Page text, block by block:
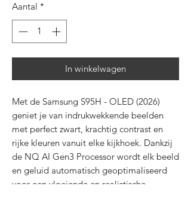
Aantal *
In winkelwagen
Met de Samsung S95H - OLED (2026)
geniet je van indrukwekkende beelden
met perfect zwart, krachtig contrast en
rijke kleuren vanuit elke kijkhoek. Dankzij
de NQ AI Gen3 Processor wordt elk beeld
en geluid automatisch geoptimaliseerd
voor een vloeiende en realistische